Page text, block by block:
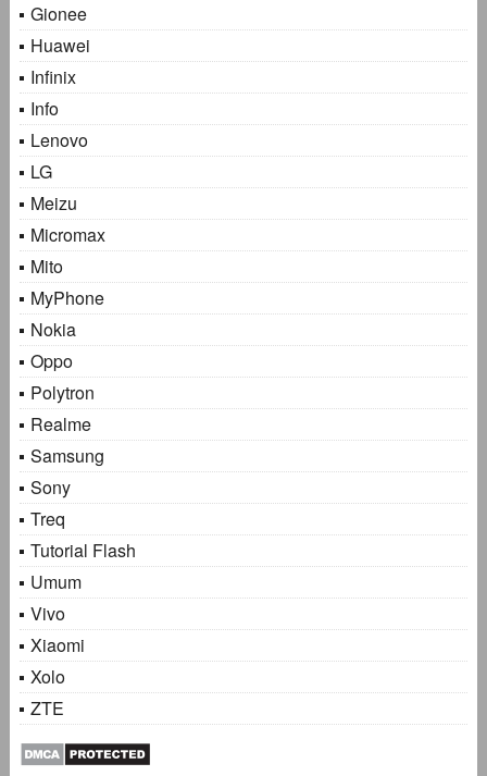
Gionee
Huawei
Infinix
Info
Lenovo
LG
Meizu
Micromax
Mito
MyPhone
Nokia
Oppo
Polytron
Realme
Samsung
Sony
Treq
Tutorial Flash
Umum
Vivo
Xiaomi
Xolo
ZTE